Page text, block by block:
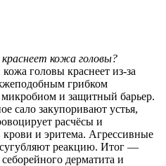
кожа головы?
головы краснеет из‑за
грибком
микробиом и защитный барьер.
сало закупоривают устья,
расчёсы и
и эритема. Агрессивные
реакцию. Итог —
дерматита и